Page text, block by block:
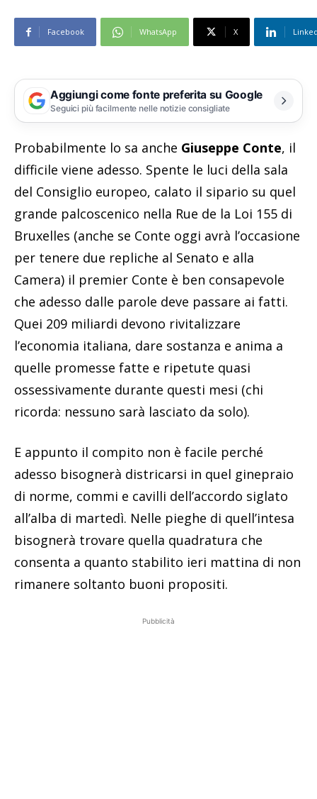
Facebook WhatsApp X
Aggiungi come fonte preferita su Google
Seguici più facilmente nelle notizie consigliate
Probabilmente lo sa anche Giuseppe Conte, il
difficile viene adesso. Spente le luci della sala
del Consiglio europeo, calato il sipario su quel
grande palcoscenico nella Rue de la Loi 155 di
Bruxelles (anche se Conte oggi avrà l’occasione
per tenere due repliche al Senato e alla
Camera) il premier Conte è ben consapevole
che adesso dalle parole deve passare ai fatti.
Quei 209 miliardi devono rivitalizzare
l’economia italiana, dare sostanza e anima a
quelle promesse fatte e ripetute quasi
ossessivamente durante questi mesi (chi
ricorda: nessuno sarà lasciato da solo).
E appunto il compito non è facile perché
adesso bisognerà districarsi in quel ginepraio
di norme, commi e cavilli dell’accordo siglato
all’alba di martedì. Nelle pieghe di quell’intesa
bisognerà trovare quella quadratura che
consenta a quanto stabilito ieri mattina di non
rimanere soltanto buoni propositi.
Pubblicità